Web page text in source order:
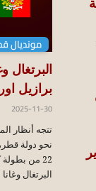
مونديال قطر
البرتغال
برازيل
2025-11-30
تتجه أنظار
نحو دولة
البرتغال وغانا